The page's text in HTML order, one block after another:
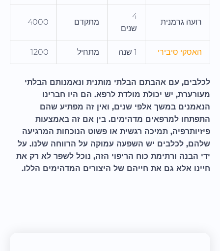
רועה גרמנית
4
שנים
מתקדם 4000
האסקי סיבירי 1 שנה מתחיל 1200
לכלבים, עם אהבתם הבלתי מותנית ונאמנותם הבלתי
מעורערת, יש יכולת מולדת לרפא. הם היו חברינו
הנאמנים במשך אלפי שנים, ואין זה מפתיע שהם
התפתחו למרפאים מדהימים. בין אם זה באמצעות
פיזיותרפיה, תמיכה רגשית או פשוט הנוכחות המרגיעה
שלהם, לכלבים יש השפעה עמוקה על הרווחה שלנו. על
ידי הבנה ורתימת כוח הריפוי הזה, נוכל לשפר לא רק את
חיינו אלא גם את חייהם של היצורים המדהימים הללו.